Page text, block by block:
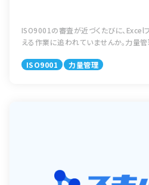
ISO9001の審査が近づくたびに、Excel
える作業に追われていませんか。力量
いう悩みを持つQ […]
ISO9001 力量管理